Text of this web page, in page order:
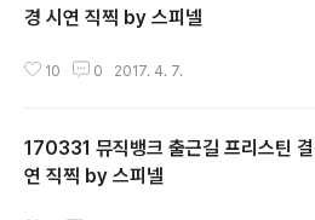
경 시연 직찍 by 스피넬
10 0 2017. 4. 7.
170331 뮤직뱅크 출근길 프리스틴 결
연 직찍 by 스피넬